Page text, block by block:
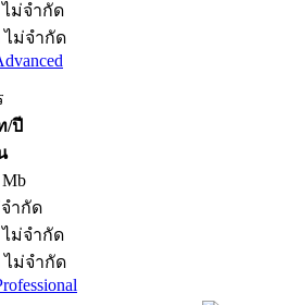
ม่จำกัด
ไม่จำกัด
/ปี
ำกัด
ม่จำกัด
ไม่จำกัด